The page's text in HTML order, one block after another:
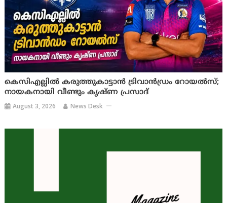
കെസിഎല്ലിൽ കരുത്തുകാട്ടാൻ ട്രിവാൻഡ്രം റോയൽസ്;
നായകനായി വീണ്ടും കൃഷ്ണ പ്രസാദ്
August 3, 2026 News Desk